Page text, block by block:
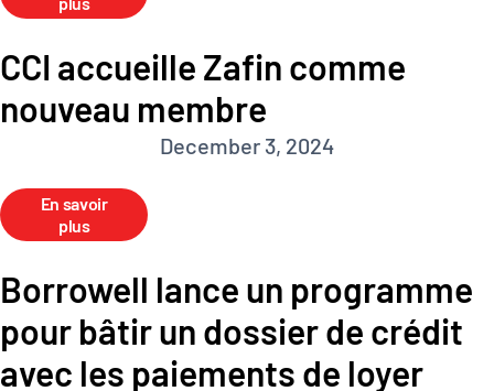
CCI accueille Zafin comme
nouveau membre
December 3, 2024
En savoir
plus
Borrowell lance un programme
pour bâtir un dossier de crédit
avec les paiements de loyer